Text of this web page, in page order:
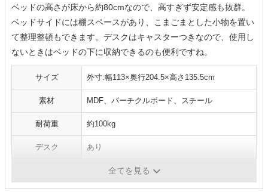
ベッドの高さが床から約80cmなので、高すぎず安定感も抜群。
ベッドサイドには棚スペースがあり、こまごまとした小物を置い
て整理整頓もできます。デスクはキャスターつきなので、使用し
ないときはベッドの下に収納できるのも便利ですね。
サイズ 外寸:幅113×奥行204.5×高さ135.5cm
素材 MDF、パーチクルボード、スチール
耐荷重 約100kg
デスク あり
はしご全てを見る